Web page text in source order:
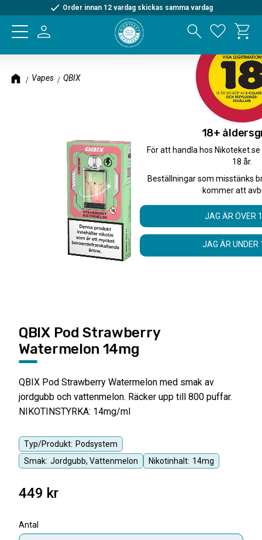
Meny
Order innan 12 vardag skickas samma vardag
Vapes QBIX
Typ/Produkt: Podsystem
Smak: Jordgubb, Vattenmelon Nikotinhalt: 14mg
QBIX Pod Strawberry
Watermelon 14mg
QBIX Pod Strawberry Watermelon med smak av
jordgubb och vattenmelon. Räcker upp till 800 puffar.
NIKOTINSTYRKA: 14mg/ml
449 kr
Antal
18+
För att handla hos
18 år.
Beställningar som misstänks
kommer att
JAG ÄR ÖVER
JAG ÄR UNDER